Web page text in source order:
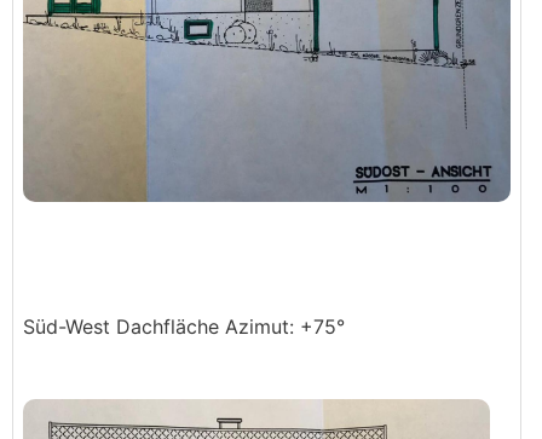
Süd-West Dachfläche Azimut: +75°